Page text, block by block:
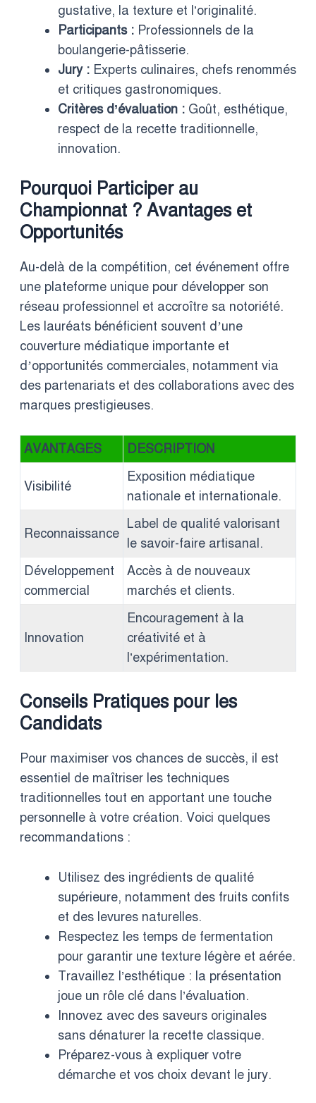
gustative, la texture et l’originalité.
Participants :Professionnels de la
boulangerie-pâtisserie.
Jury :Experts culinaires, chefs renommés
et critiques gastronomiques.
Critères d’évaluation :Goût, esthétique,
respect de la recette traditionnelle,
innovation.
Pourquoi Participer au
Championnat ? Avantages et
Opportunités
Au-delà de la compétition, cet événement offre
une plateforme unique pour développer son
réseau professionnel et accroître sa notoriété.
Les lauréats bénéficient souvent d’une
couverture médiatique importante et
d’opportunités commerciales, notamment via
des partenariats et des collaborations avec des
marques prestigieuses.
AVANTAGES DESCRIPTION
Visibilité
Exposition médiatique
nationale et internationale.
Reconnaissance
Label de qualité valorisant
le savoir-faire artisanal.
Développement
commercial
Accès à de nouveaux
marchés et clients.
Innovation
Encouragement à la
créativité et à
l’expérimentation.
Conseils Pratiques pour les
Candidats
Pour maximiser vos chances de succès, il est
essentiel de maîtriser les techniques
traditionnelles tout en apportant une touche
personnelle à votre création. Voici quelques
recommandations :
Utilisez des ingrédients de qualité
supérieure, notamment des fruits confits
et des levures naturelles.
Respectez les temps de fermentation
pour garantir une texture légère et aérée.
Travaillez l’esthétique : la présentation
joue un rôle clé dans l’évaluation.
Innovez avec des saveurs originales
sans dénaturer la recette classique.
Préparez-vous à expliquer votre
démarche et vos choix devant le jury.